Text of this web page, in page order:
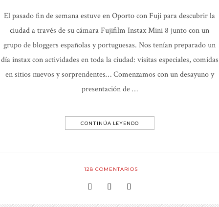
El pasado fin de semana estuve en Oporto con Fuji para descubrir la
ciudad a través de su cámara Fujifilm Instax Mini 8 junto con un
grupo de bloggers españolas y portuguesas. Nos tenían preparado un
día instax con actividades en toda la ciudad: visitas especiales, comidas
en sitios nuevos y sorprendentes… Comenzamos con un desayuno y
presentación de …
CONTINÚA LEYENDO
128 COMENTARIOS